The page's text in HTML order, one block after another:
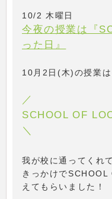
10/2 木曜日
今夜の授業は『
った日』
10月2日(木)の授業
／
SCHOOL OF
＼
我が校に通ってくれ
きっかけで
えてもらいました！